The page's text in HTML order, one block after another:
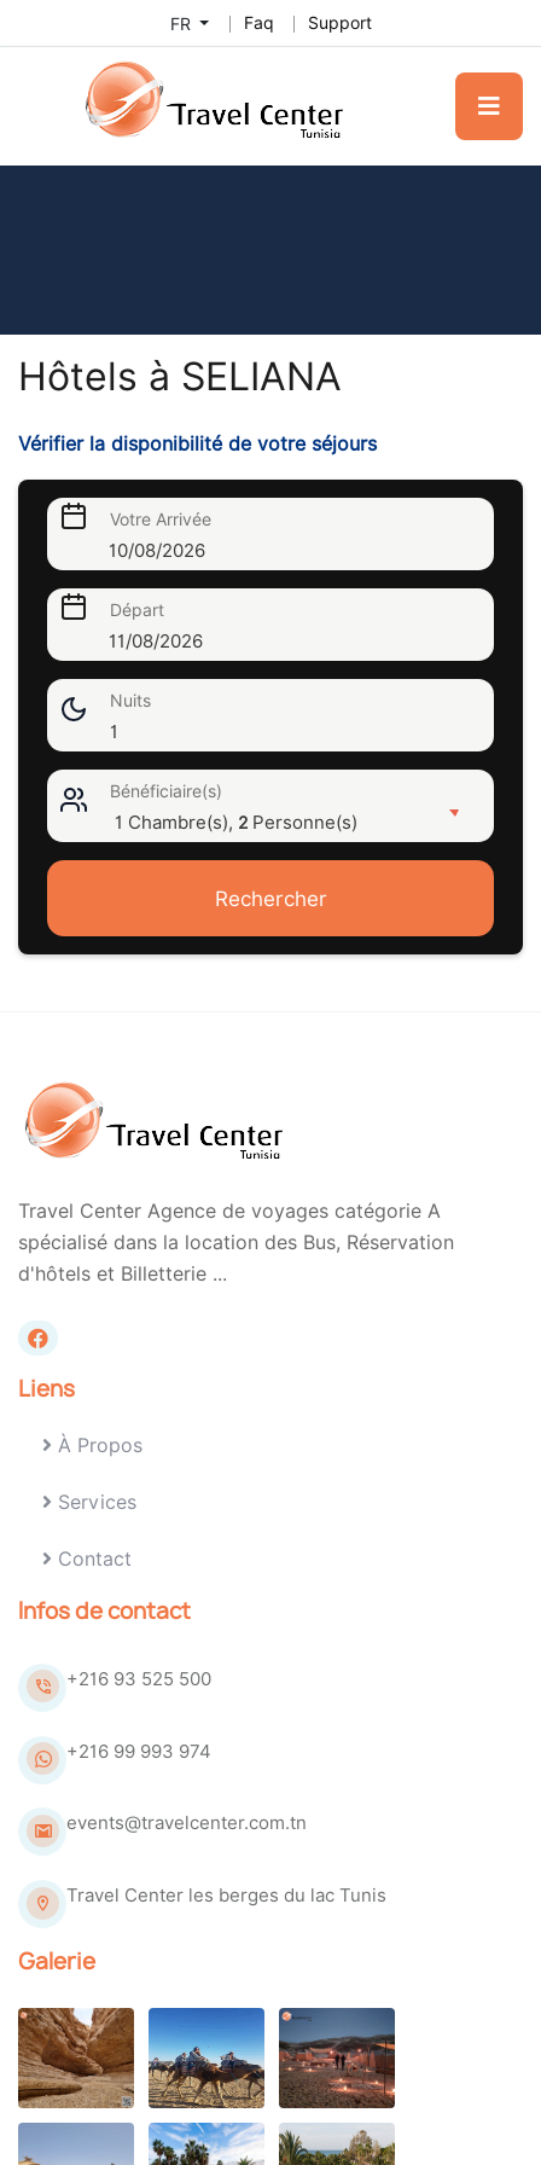
FR Faq Support
Hôtels à SELIANA
Vérifier la disponibilité de votre séjours
Votre Arrivée
10/08/2026
Départ
11/08/2026
Nuits
1
Bénéficiaire(s)
1 Chambre(s), 2 Personne(s)
Rechercher
Travel Center Agence de voyages catégorie A
spécialisé dans la location des Bus, Réservation
d'hôtels et Billetterie ...
Liens
À Propos
Services
Contact
Infos de contact
+216 93 525 500
+216 99 993 974
events@travelcenter.com.tn
Travel Center les berges du lac Tunis
Galerie